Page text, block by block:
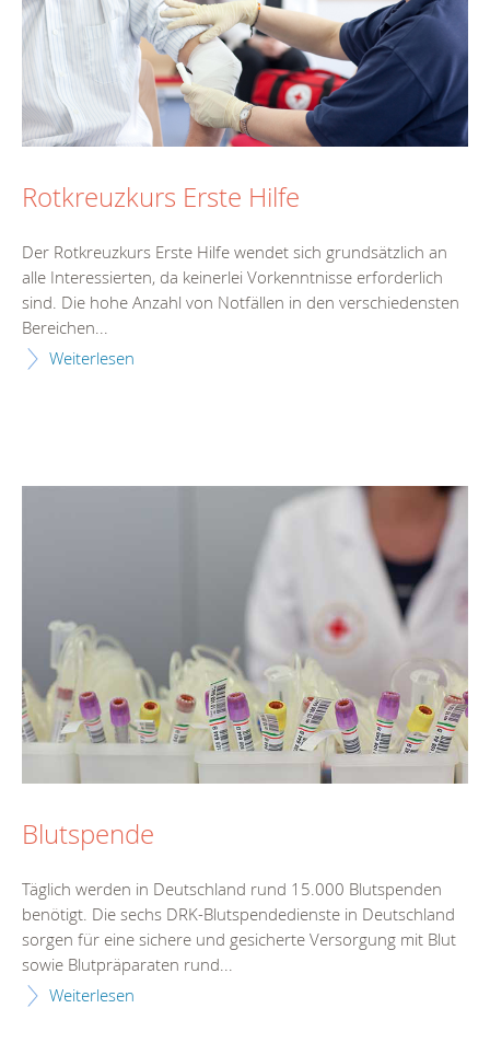
Rotkreuzkurs Erste Hilfe
Der Rotkreuzkurs Erste Hilfe wendet sich grundsätzlich an
alle Interessierten, da keinerlei Vorkenntnisse erforderlich
sind. Die hohe Anzahl von Notfällen in den verschiedensten
Bereichen...
Weiterlesen
Blutspende
Täglich werden in Deutschland rund 15.000 Blutspenden
benötigt. Die sechs DRK-Blutspendedienste in Deutschland
sorgen für eine sichere und gesicherte Versorgung mit Blut
sowie Blutpräparaten rund...
Weiterlesen